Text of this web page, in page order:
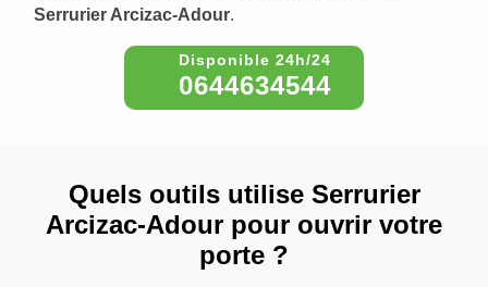
Serrurier Arcizac-Adour.
0644634544
Quels outils utilise Serrurier
Arcizac-Adour pour ouvrir votre
porte ?